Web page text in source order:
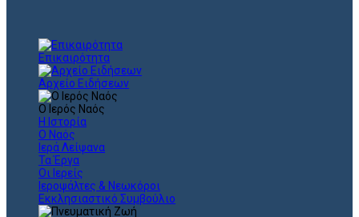
Επικαιρότητα
Αρχείο Ειδήσεων
Ο Ιερός Ναός
Η Ιστορία
Ο Ναός
Ιερά Λείψανα
Τα Έργα
Οι Ιερείς
Ιεροψάλτες & Νεωκόροι
Εκκλησιαστικό Συμβούλιο